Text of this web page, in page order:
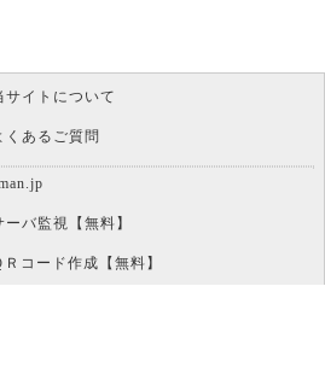
サイトについて
くあるご質問
ーバ監視【無料】
Ｒコード作成【無料】